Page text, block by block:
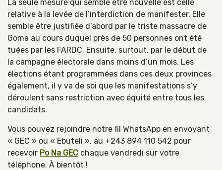
La seule mesure qui semble être nouvelle est celle
relative à la levée de l’interdiction de manifester. Elle
semble être justifiée d’abord par le triste massacre de
Goma au cours duquel près de 50 personnes ont été
tuées par les FARDC. Ensuite, surtout, par le début de
la campagne électorale dans moins d’un mois. Les
élections étant programmées dans ces deux provinces
également, il y va de soi que les manifestations s’y
déroulent sans restriction avec équité entre tous les
candidats.
Vous pouvez rejoindre notre fil WhatsApp en envoyant
« GEC » ou « Ebuteli », au +243 894 110 542 pour
recevoir Po Na GEC chaque vendredi sur votre
téléphone. À bientôt !